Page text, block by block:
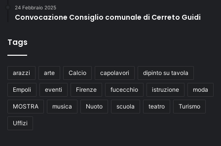
24 Febbraio 2025
Convocazione Consiglio comunale di Cerreto Guidi
Tags
arazzi arte Calcio capolavori dipinto su tavola
Empoli eventi Firenze fucecchio istruzione moda
MOSTRA musica Nuoto scuola teatro Turismo
Uffizi